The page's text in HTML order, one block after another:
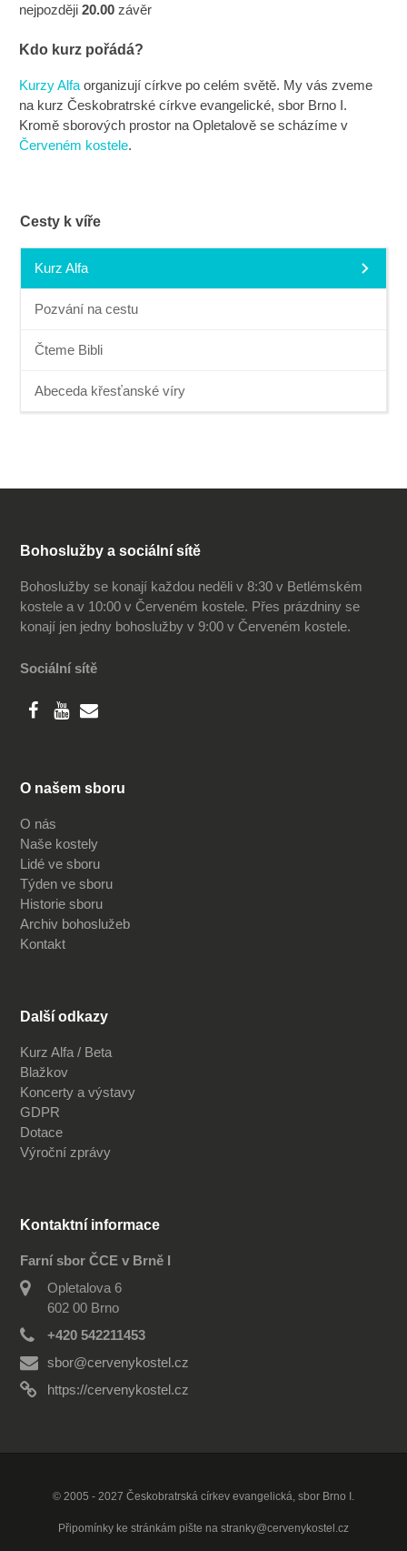
nejpozději20.00 závěr
Kdo kurz pořádá?
Kurzy Alfa organizují církve po celém světě. My vás zveme
na kurz Českobratrské církve evangelické, sbor Brno I.
Kromě sborových prostor na Opletalově se scházíme v
Červeném kostele.
Cesty k víře
Kurz Alfa
Pozvání na cestu
Čteme Bibli
Abeceda křesťanské víry
Bohoslužby a sociální sítě
Bohoslužby se konají každou neděli v 8:30 v Betlémském
kostele a v 10:00 v Červeném kostele. Přes prázdniny se
konají jen jedny bohoslužby v 9:00 v Červeném kostele.
Sociální sítě
O našem sboru
O nás
Naše kostely
Lidé ve sboru
Týden ve sboru
Historie sboru
Archiv bohoslužeb
Kontakt
Další odkazy
Kurz Alfa / Beta
Blažkov
Koncerty a výstavy
GDPR
Dotace
Výroční zprávy
Kontaktní informace
Farní sbor ČCE v Brně I
Opletalova 6
602 00 Brno
+420 542211453
sbor@cervenykostel.cz
https://cervenykostel.cz
© 2005 - 2027 Českobratrská církev evangelická, sbor Brno I.
Připomínky ke stránkám pište na stranky@cervenykostel.cz